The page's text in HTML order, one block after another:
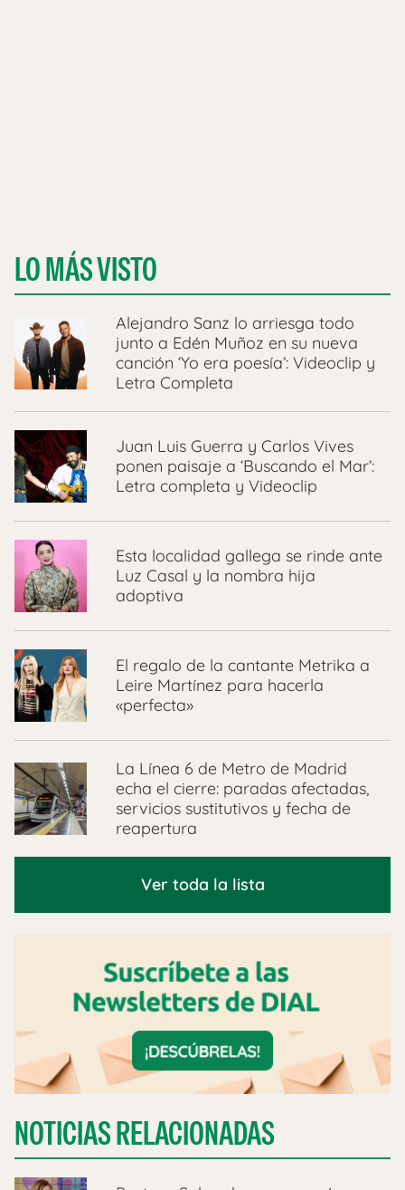
LO MÁS VISTO
Alejandro Sanz lo arriesga todo
junto a Edén Muñoz en su nueva
canción ‘Yo era poesía’: Videoclip y
Letra Completa
Juan Luis Guerra y Carlos Vives
ponen paisaje a ‘Buscando el Mar’:
Letra completa y Videoclip
Esta localidad gallega se rinde ante
Luz Casal y la nombra hija
adoptiva
El regalo de la cantante Metrika a
Leire Martínez para hacerla
«perfecta»
La Línea 6 de Metro de Madrid
echa el cierre: paradas afectadas,
servicios sustitutivos y fecha de
reapertura
Ver toda la lista
NOTICIAS RELACIONADAS